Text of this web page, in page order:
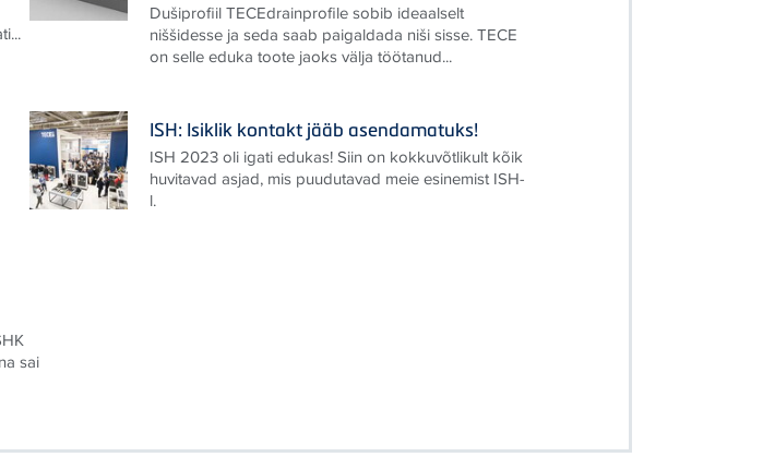
Dušiprofiil TECEdrainprofile sobib ideaalselt
niššidesse ja seda saab paigaldada niši sisse. TECE
on selle eduka toote jaoks välja töötanud...
ISH: Isiklik kontakt jääb asendamatuks!
ISH 2023 oli igati edukas! Siin on kokkuvõtlikult kõik
huvitavad asjad, mis puudutavad meie esinemist ISH-
l.
sai